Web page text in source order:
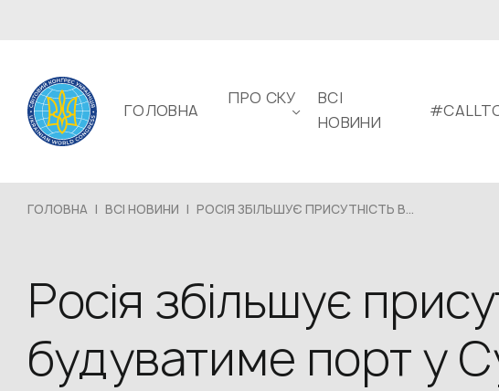
ГОЛОВНА
ПРО СКУ
ВСІ
НОВИНИ
ГОЛОВНА | ВСІ НОВИНИ | РОСІЯ ЗБІЛЬШУЄ ПРИСУТНІСТЬ В...
Росія збільшує
будуватиме порт у